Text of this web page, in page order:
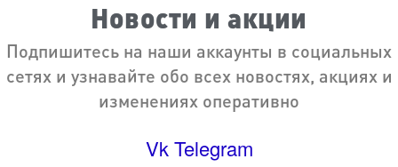
Новости и акции
Подпишитесь на наши аккаунты в социальных
сетях и узнавайте обо всех новостях, акциях и
изменениях оперативно
Vk Telegram